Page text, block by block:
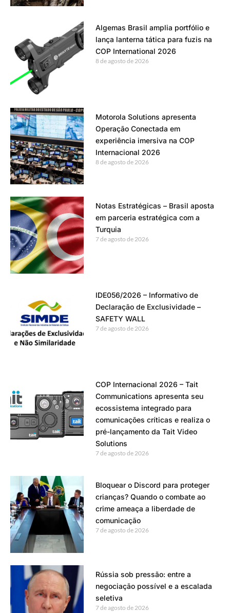
Algemas Brasil amplia portfólio e
lança lanterna tática para fuzis na
COP International 2026
8 de agosto de 2026
Motorola Solutions apresenta
Operação Conectada em
experiência imersiva na COP
Internacional 2026
8 de agosto de 2026
Notas Estratégicas – Brasil aposta
em parceria estratégica com a
Turquia
7 de agosto de 2026
IDE056/2026 – Informativo de
Declaração de Exclusividade –
SAFETY WALL
7 de agosto de 2026
COP Internacional 2026 – Tait
Communications apresenta seu
ecossistema integrado para
comunicações críticas e realiza o
pré-lançamento da Tait Video
Solutions
7 de agosto de 2026
Bloquear o Discord para proteger
crianças? Quando o combate ao
crime ameaça a liberdade de
comunicação
7 de agosto de 2026
Rússia sob pressão: entre a
negociação possível e a escalada
seletiva
7 de agosto de 2026